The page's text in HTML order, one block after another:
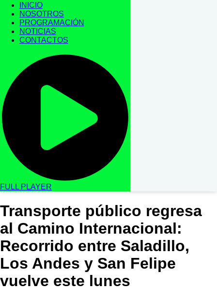
INICIO
NOSOTROS
PROGRAMACIÓN
NOTICIAS
CONTACTOS
FULL PLAYER
Transporte público regresa
al Camino Internacional:
Recorrido entre Saladillo,
Los Andes y San Felipe
vuelve este lunes